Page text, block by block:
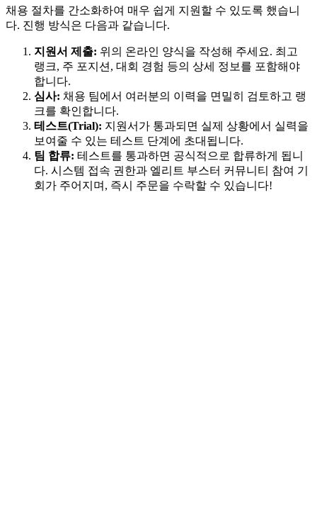
채용 절차를 간소화하여 매우 쉽게 지원할 수 있도록 했습니
다. 진행 방식은 다음과 같습니다.
지원서 제출: 위의 온라인 양식을 작성해 주세요. 최고
랭크, 주 포지션, 대회 경험 등의 상세 정보를 포함해야
합니다.
심사: 채용 팀에서 여러분의 이력을 면밀히 검토하고 랭
크를 확인합니다.
테스트(Trial): 지원서가 통과되면 실제 상황에서 실력을
보여줄 수 있는 테스트 단계에 초대됩니다.
팀 합류: 테스트를 통과하면 공식적으로 합류하게 됩니
다. 시스템 접속 권한과 엘리트 부스터 커뮤니티 참여 기
회가 주어지며, 즉시 주문을 수락할 수 있습니다!